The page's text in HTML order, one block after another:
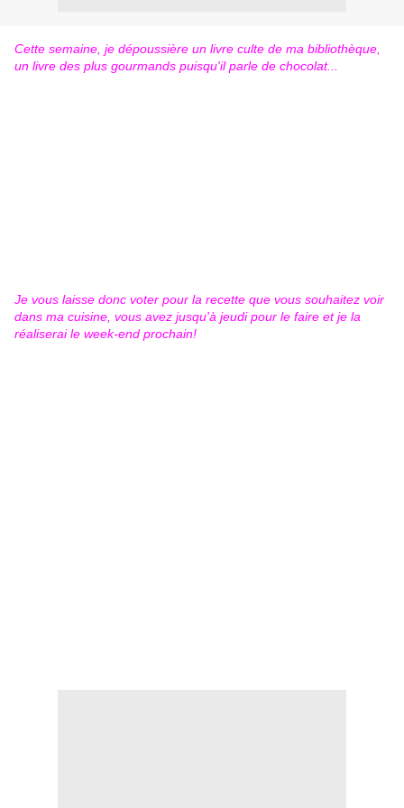
Cette semaine, je dépoussière un livre culte de ma bibliothèque,
un livre des plus gourmands puisqu'il parle de chocolat...
Je vous laisse donc voter pour la recette que vous souhaitez voir
dans ma cuisine, vous avez jusqu'à jeudi pour le faire et je la
réaliserai le week-end prochain!